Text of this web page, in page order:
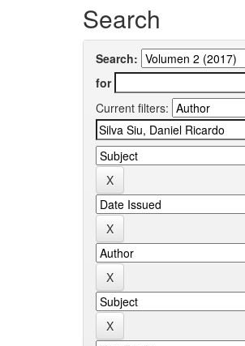
Search
Search:
for
Current filters: